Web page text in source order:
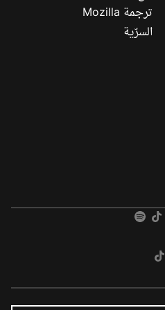
ترجمة Mozilla
السرّية